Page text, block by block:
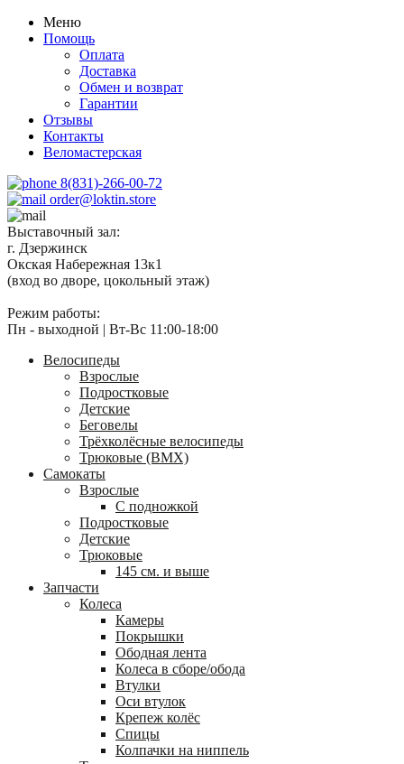
Меню
Помощь
Оплата
Доставка
Обмен и возврат
Гарантии
Отзывы
Контакты
Веломастерская
8(831)-266-00-72
order@loktin.store
Выставочный зал:
г. Дзержинск
Окская Набережная 13к1
(вход во дворе, цокольный этаж)
Режим работы:
Пн - выходной | Вт-Вс 11:00-18:00
Велосипеды
Взрослые
Подростковые
Детские
Беговелы
Трёхколёсные велосипеды
Трюковые (BMX)
Самокаты
Взрослые
С подножкой
Подростковые
Детские
Трюковые
145 см. и выше
Запчасти
Колеса
Камеры
Покрышки
Ободная лента
Колеса в сборе/обода
Втулки
Оси втулок
Крепеж колёс
Спицы
Колпачки на ниппель